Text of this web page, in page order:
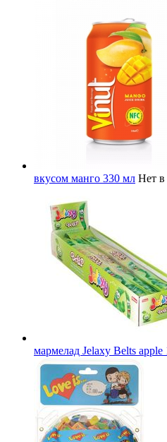
вкусом манго 330 мл Нет в
мармелад Jelaxy Belts apple